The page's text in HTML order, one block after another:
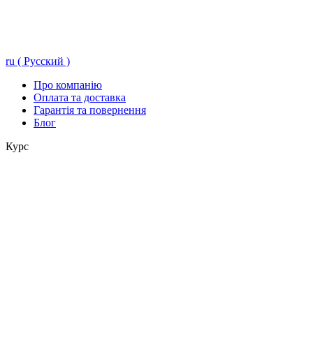
ru ( Русский )
Про компанію
Оплата та доставка
Гарантія та повернення
Блог
Курс